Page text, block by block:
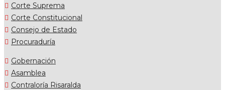
Corte Suprema
Corte Constitucional
Consejo de Estado
Procuraduría
Gobernación
Asamblea
Contraloría Risaralda